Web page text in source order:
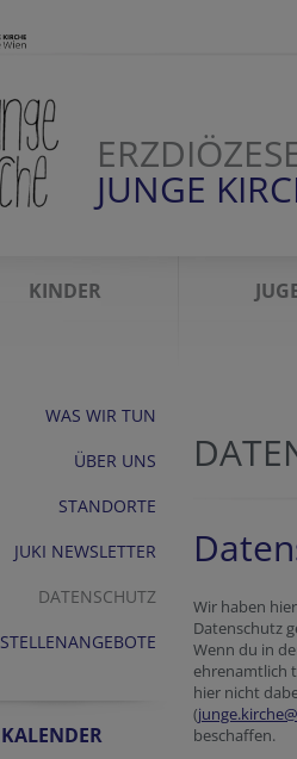
JUNGE
KINDER
WAS WIR TUN
ÜBER UNS
STANDORTE
JUKI NEWSLETTER
DATENSCHUTZ
STELLENANGEBOTE
KALENDER
Wir haben
Datenschutz
Wenn du in
ehrenamtlich
hier nicht
(
beschaffen.